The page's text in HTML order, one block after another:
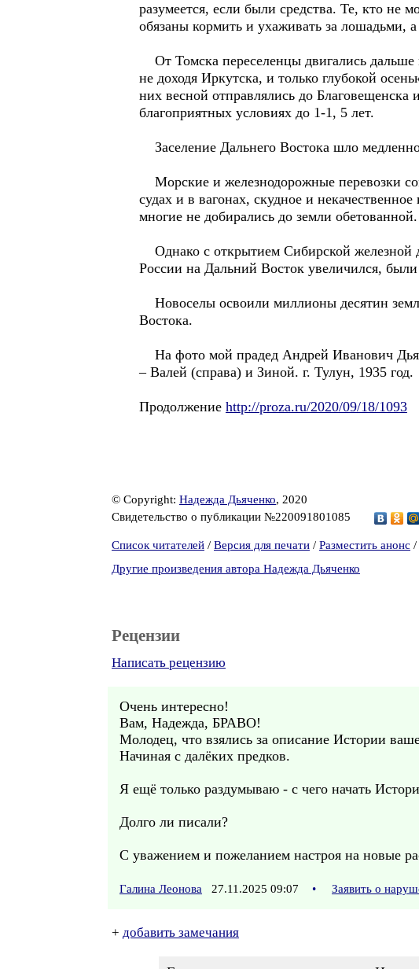
разумеется, если были средства. Те, кто
обязаны кормить и ухаживать за лошадьми,
От Томска переселенцы двигались
не доходя Иркутска, и только глубокой
них весной отправлялись до
благоприятных условиях до 1-1, 5 лет.
Заселение Дальнего Востока шло
Морские и железнодорожные перевозки
судах и в вагонах, скудное и
многие не добирались до земли обетованной.
Однако с открытием Сибирской железной
России на Дальний Восток увеличился,
Новоселы освоили миллионы десятин
Востока.
На фото мой прадед Андрей Иванович
– Валей (справа) и Зиной. г. Тулун, 1935 год.
Продолжение http://proza.ru/2020/09/18/1093
© Copyright: Надежда Дьяченко, 2020
Свидетельство о публикации №220091801085
Список читателей / Версия для печати / Разместить анонс /
Другие произведения автора Надежда Дьяченко
Рецензии
Написать рецензию
Очень интересно!
Вам, Надежда, БРАВО!
Молодец, что взялись за описание Истории
Начиная с далёких предков.
Я ещё только раздумываю - с чего начать
Долго ли писали?
С уважением и пожеланием настроя на новые
Галина Леонова 27.11.2025 09:07 • Заявить о
+ добавить замечания